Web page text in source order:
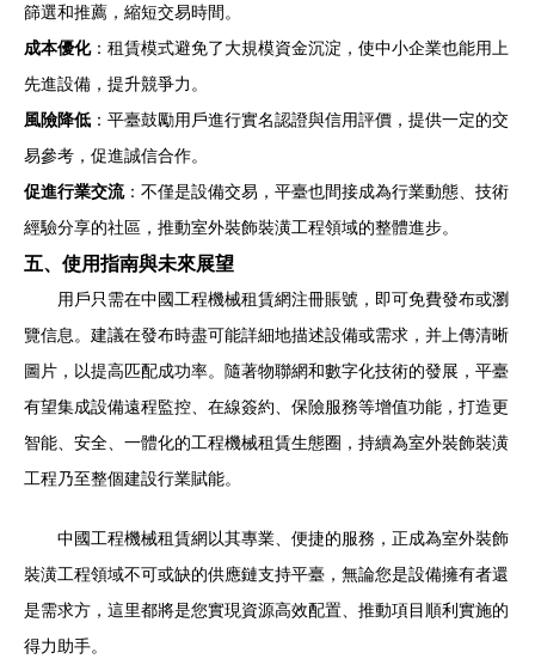
篩選和推薦，縮短交易時間。
成本優化：租賃模式避免了大規模資金沉淀，使中小企業也能用上
先進設備，提升競爭力。
風險降低 ：平臺鼓勵用戶進行實名認證與信用評價，提供一定的交
易參考，促進誠信合作。
促進行業交流：不僅是設備交易，平臺也間接成為行業動態、技術
經驗分享的社區，推動室外裝飾裝潢工程領域的整體進步。
五、使用指南與未來展望
用戶只需在中國工程機械租賃網注冊賬號，即可免費發布或瀏
覽信息。建議在發布時盡可能詳細地描述設備或需求，并上傳清晰
圖片，以提高匹配成功率。隨著物聯網和數字化技術的發展，平臺
有望集成設備遠程監控、在線簽約、保險服務等增值功能，打造更
智能、安全、一體化的工程機械租賃生態圈，持續為室外裝飾裝潢
工程乃至整個建設行業賦能。
中國工程機械租賃網以其專業、便捷的服務，正成為室外裝飾
裝潢工程領域不可或缺的供應鏈支持平臺，無論您是設備擁有者還
是需求方，這里都將是您實現資源高效配置、推動項目順利實施的
得力助手。